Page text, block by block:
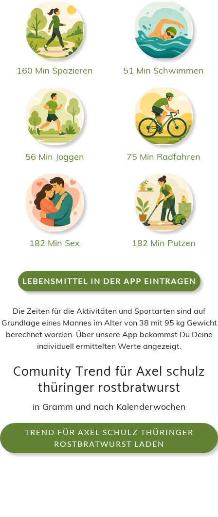
160 Min Spazieren 51 Min Schwimmen
56 Min Joggen 75 Min Radfahren
182 Min Sex 182 Min Putzen
LEBENSMITTEL IN DER APP EINTRAGEN
Die Zeiten für die Aktivitäten und Sportarten sind auf
Grundlage eines Mannes im Alter von 38 mit 95 kg Gewicht
berechnet worden. Über unsere App bekommst Du Deine
individuell ermittelten Werte angezeigt.
Comunity Trend für Axel schulz
thüringer rostbratwurst
in Gramm und nach Kalenderwochen
TREND FÜR AXEL SCHULZ THÜRINGER
ROSTBRATWURST LADEN